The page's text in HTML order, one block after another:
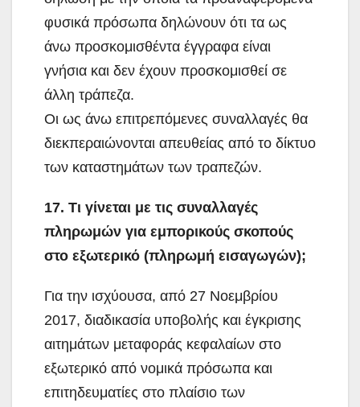
φυσικά πρόσωπα δηλώνουν ότι τα ως
άνω προσκομισθέντα έγγραφα είναι
γνήσια και δεν έχουν προσκομισθεί σε
άλλη τράπεζα.
Οι ως άνω επιτρεπόμενες συναλλαγές θα
διεκπεραιώνονται απευθείας από το δίκτυο
των καταστημάτων των τραπεζών.
17. Τι γίνεται με τις συναλλαγές
πληρωμών για εμπορικούς σκοπούς
στο εξωτερικό (πληρωμή εισαγωγών);
Για την ισχύουσα, από 27 Νοεμβρίου
2017, διαδικασία υποβολής και έγκρισης
αιτημάτων μεταφοράς κεφαλαίων στο
εξωτερικό από νομικά πρόσωπα και
επιτηδευματίες στο πλαίσιο των